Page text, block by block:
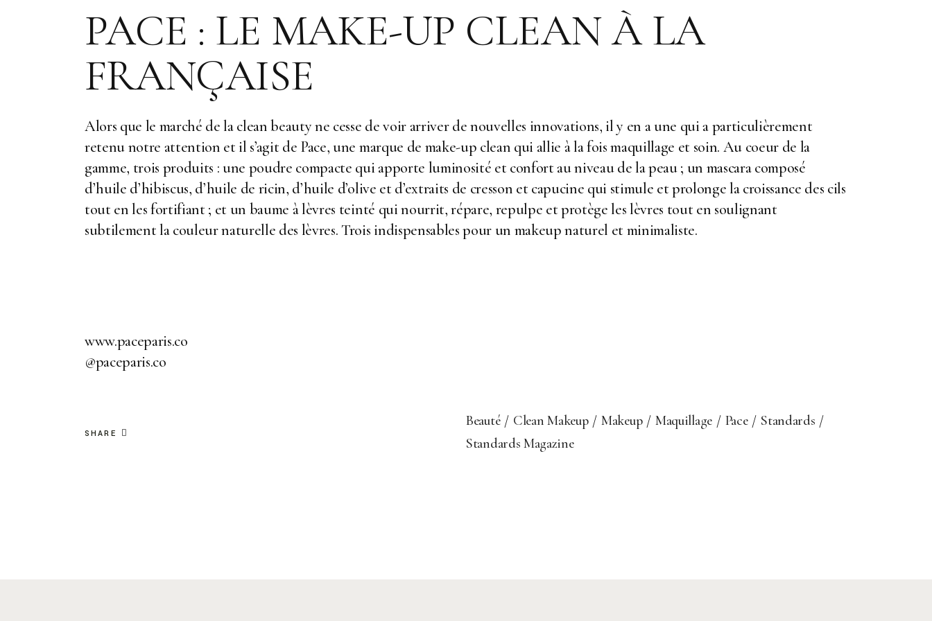
PACE : LE MAKE-UP CLEAN À LA
FRANÇAISE
Alors que le marché de la clean beauty ne cesse de voir arriver de nouvelles innovations, il y en a une qui a particulièrement
retenu notre attention et il s’agit de Pace, une marque de make-up clean qui allie à la fois maquillage et soin. Au coeur de la
gamme, trois produits : une poudre compacte qui apporte luminosité et confort au niveau de la peau ; un mascara composé
d’huile d’hibiscus, d’huile de ricin, d’huile d’olive et d’extraits de cresson et capucine qui stimule et prolonge la croissance des cils
tout en les fortifiant ; et un baume à lèvres teinté qui nourrit, répare, repulpe et protège les lèvres tout en soulignant
subtilement la couleur naturelle des lèvres. Trois indispensables pour un makeup naturel et minimaliste.
www.paceparis.co
@paceparis.co
SHARE
Beauté Clean Makeup Makeup Maquillage Pace
Standards
Standards Magazine